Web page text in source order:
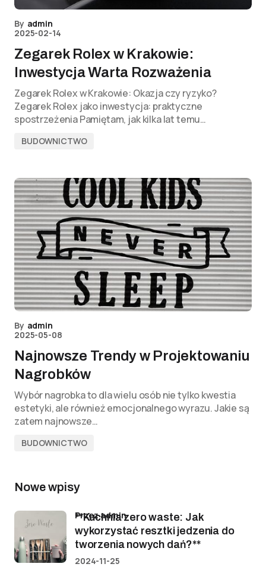
By admin
2025-02-14
Zegarek Rolex w Krakowie:
Inwestycja Warta Rozważenia
Zegarek Rolex w Krakowie: Okazja czy ryzyko?
Zegarek Rolex jako inwestycja: praktyczne
spostrzeżenia Pamiętam, jak kilka lat temu…
BUDOWNICTWO
By admin
2025-05-08
Najnowsze Trendy w Projektowaniu
Nagrobków
Wybór nagrobka to dla wielu osób nie tylko kwestia
estetyki, ale również emocjonalnego wyrazu. Jakie są
zatem najnowsze…
BUDOWNICTWO
Nowe wpisy
**Kuchnia zero waste: Jak
wykorzystać resztki jedzenia do
tworzenia nowych dań?**
przez admin
2024-11-25